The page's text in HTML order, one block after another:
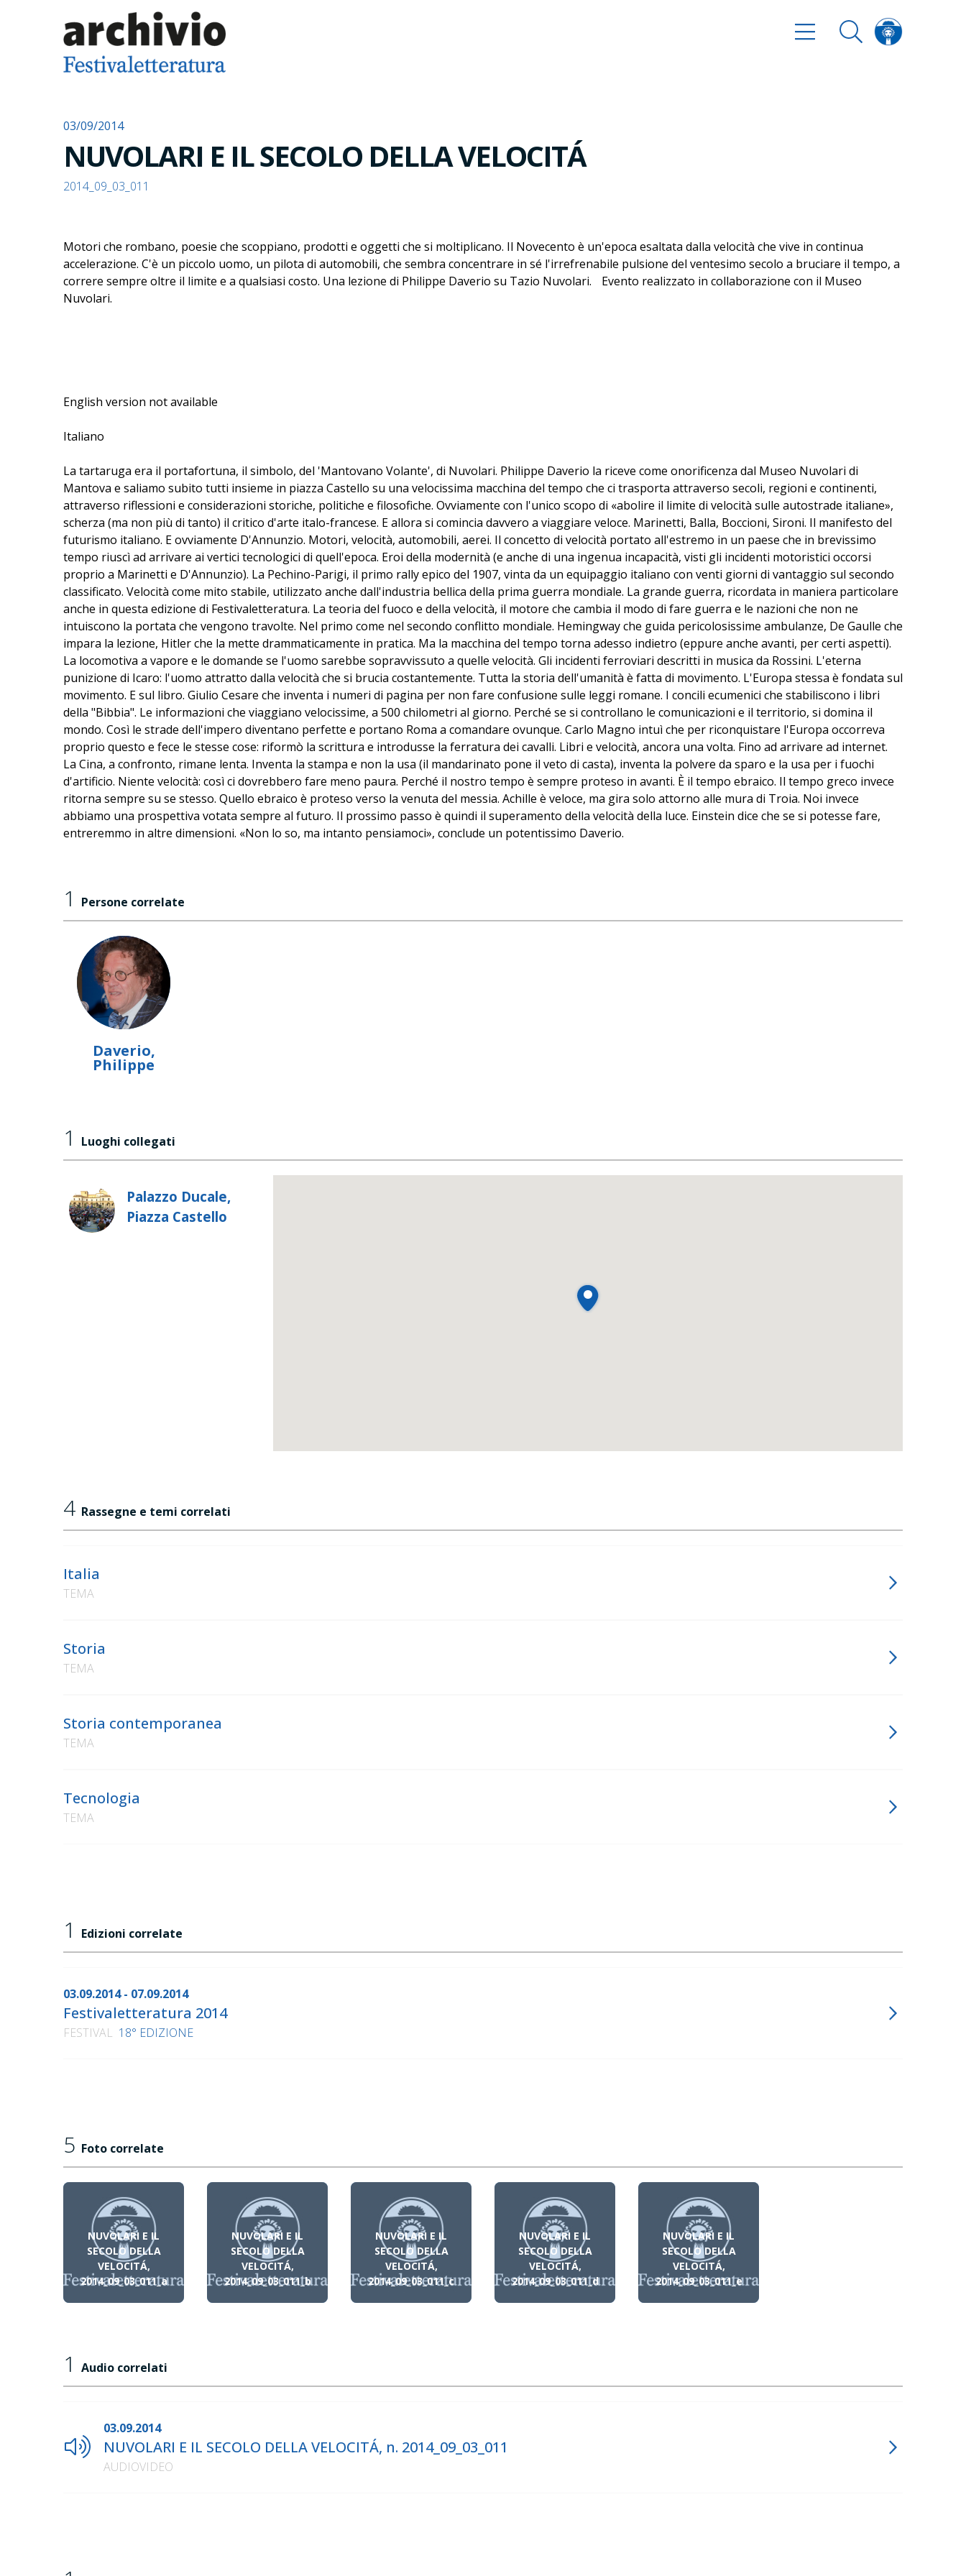
03/09/2014
NUVOLARI E IL SECOLO DELLA VELOCITÁ
2014_09_03_011
Motori che rombano, poesie che scoppiano, prodotti e oggetti che si moltiplicano. Il Novecento è un'epoca esaltata dalla velocità che vive in continua
accelerazione. C'è un piccolo uomo, un pilota di automobili, che sembra concentrare in sé l'irrefrenabile pulsione del ventesimo secolo a bruciare il tempo, a
correre sempre oltre il limite e a qualsiasi costo. Una lezione di Philippe Daverio su Tazio Nuvolari. Evento realizzato in collaborazione con il Museo
Nuvolari.
English version not available
Italiano
La tartaruga era il portafortuna, il simbolo, del 'Mantovano Volante', di Nuvolari. Philippe Daverio la riceve come onorificenza dal Museo Nuvolari di
Mantova e saliamo subito tutti insieme in piazza Castello su una velocissima macchina del tempo che ci trasporta attraverso secoli, regioni e continenti,
attraverso riflessioni e considerazioni storiche, politiche e filosofiche. Ovviamente con l'unico scopo di «abolire il limite di velocità sulle autostrade italiane»,
scherza (ma non più di tanto) il critico d'arte italo-francese. E allora si comincia davvero a viaggiare veloce. Marinetti, Balla, Boccioni, Sironi. Il manifesto del
futurismo italiano. E ovviamente D'Annunzio. Motori, velocità, automobili, aerei. Il concetto di velocità portato all'estremo in un paese che in brevissimo
tempo riuscì ad arrivare ai vertici tecnologici di quell'epoca. Eroi della modernità (e anche di una ingenua incapacità, visti gli incidenti motoristici occorsi
proprio a Marinetti e D'Annunzio). La Pechino-Parigi, il primo rally epico del 1907, vinta da un equipaggio italiano con venti giorni di vantaggio sul secondo
classificato. Velocità come mito stabile, utilizzato anche dall'industria bellica della prima guerra mondiale. La grande guerra, ricordata in maniera particolare
anche in questa edizione di Festivaletteratura. La teoria del fuoco e della velocità, il motore che cambia il modo di fare guerra e le nazioni che non ne
intuiscono la portata che vengono travolte. Nel primo come nel secondo conflitto mondiale. Hemingway che guida pericolosissime ambulanze, De Gaulle che
impara la lezione, Hitler che la mette drammaticamente in pratica. Ma la macchina del tempo torna adesso indietro (eppure anche avanti, per certi aspetti).
La locomotiva a vapore e le domande se l'uomo sarebbe sopravvissuto a quelle velocità. Gli incidenti ferroviari descritti in musica da Rossini. L'eterna
punizione di Icaro: l'uomo attratto dalla velocità che si brucia costantemente. Tutta la storia dell'umanità è fatta di movimento. L'Europa stessa è fondata sul
movimento. E sul libro. Giulio Cesare che inventa i numeri di pagina per non fare confusione sulle leggi romane. I concili ecumenici che stabiliscono i libri
della "Bibbia". Le informazioni che viaggiano velocissime, a 500 chilometri al giorno. Perché se si controllano le comunicazioni e il territorio, si domina il
mondo. Così le strade dell'impero diventano perfette e portano Roma a comandare ovunque. Carlo Magno intuì che per riconquistare l'Europa occorreva
proprio questo e fece le stesse cose: riformò la scrittura e introdusse la ferratura dei cavalli. Libri e velocità, ancora una volta. Fino ad arrivare ad internet.
La Cina, a confronto, rimane lenta. Inventa la stampa e non la usa (il mandarinato pone il veto di casta), inventa la polvere da sparo e la usa per i fuochi
d'artificio. Niente velocità: così ci dovrebbero fare meno paura. Perché il nostro tempo è sempre proteso in avanti. È il tempo ebraico. Il tempo greco invece
ritorna sempre su se stesso. Quello ebraico è proteso verso la venuta del messia. Achille è veloce, ma gira solo attorno alle mura di Troia. Noi invece
abbiamo una prospettiva votata sempre al futuro. Il prossimo passo è quindi il superamento della velocità della luce. Einstein dice che se si potesse fare,
entreremmo in altre dimensioni. «Non lo so, ma intanto pensiamoci», conclude un potentissimo Daverio.
1 Persone correlate
Daverio,
Philippe
1 Luoghi collegati
Palazzo Ducale,
Piazza Castello
4 Rassegne e temi correlati
Italia
TEMA
Storia
TEMA
Storia contemporanea
TEMA
Tecnologia
TEMA
1 Edizioni correlate
03.09.2014 - 07.09.2014
Festivaletteratura 2014
FESTIVAL 18° EDIZIONE
5 Foto correlate
NUVOLARI E IL
SECOLO DELLA
VELOCITÁ,
2014_09_03_011_a
NUVOLARI E IL
SECOLO DELLA
VELOCITÁ,
2014_09_03_011_b
NUVOLARI E IL
SECOLO DELLA
VELOCITÁ,
2014_09_03_011_c
NUVOLARI E IL
SECOLO DELLA
VELOCITÁ,
2014_09_03_011_d
NUVOLARI E IL
SECOLO DELLA
VELOCITÁ,
2014_09_03_011_e
1 Audio correlati
03.09.2014
NUVOLARI E IL SECOLO DELLA VELOCITÁ, n. 2014_09_03_011
AUDIOVIDEO